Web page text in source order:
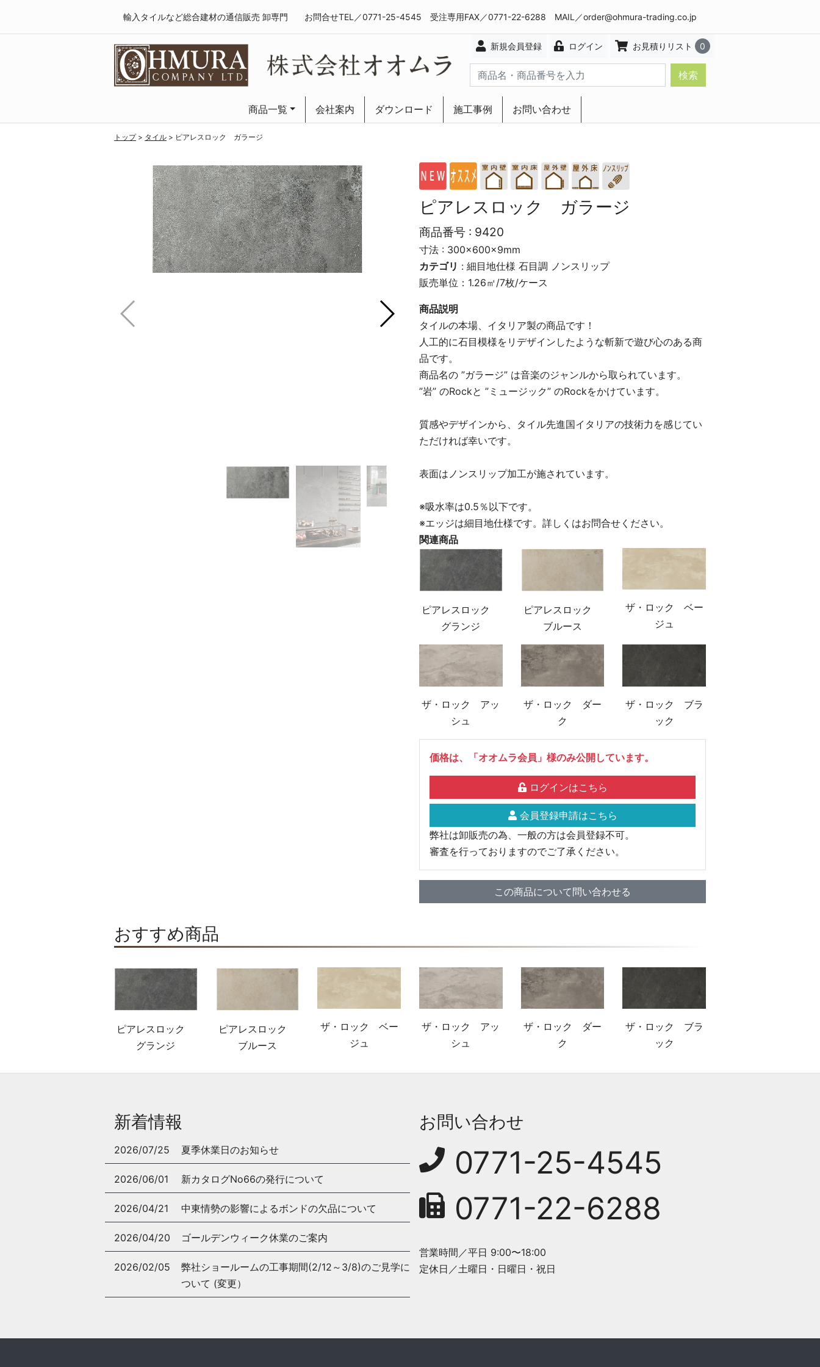
輸入タイルなど総合建材の通信販売 卸専門 お問合せTEL／0771-25-4545 受注専用FAX／0771-22-6288 MAIL／order@ohmura-trading.co.jp
新規会員登録 ログイン お見積りリスト 0
検索
商品一覧 会社案内 ダウンロード 施工事例 お問い合わせ
トップ> タイル > ピアレスロック ガラージ
ピアレスロック ガラージ
商品番号 : 9420
寸法 : 300×600×9mm
カテゴリ : 細目地仕様 石目調 ノンスリップ
販売単位：1.26㎡/7枚/ケース
商品説明
タイルの本場、イタリア製の商品です！
人工的に石目模様をリデザインしたような斬新で遊び心のある商
品です。
商品名の ”ガラージ” は音楽のジャンルから取られています。
”岩” のRockと ”ミュージック” のRockをかけています。
質感やデザインから、タイル先進国イタリアの技術力を感じてい
ただければ幸いです。
表面はノンスリップ加工が施されています。
※吸水率は0.5％以下です。
※エッジは細目地仕様です。詳しくはお問合せください。
関連商品
ピアレスロック
グランジ
ピアレスロック
ブルース
ザ・ロック ベー
ジュ
ザ・ロック アッ
シュ
ザ・ロック ダー
ク
ザ・ロック ブラ
ック
価格は、「オオムラ会員」様のみ公開しています。
ログインはこちら
会員登録申請はこちら
弊社は卸販売の為、一般の方は会員登録不可。
審査を行っておりますのでご了承ください。
この商品について問い合わせる
おすすめ商品
ピアレスロック
グランジ
ピアレスロック
ブルース
ザ・ロック ベー
ジュ
ザ・ロック アッ
シュ
ザ・ロック ダー
ク
ザ・ロック ブラ
ック
新着情報
2026/07/25 夏季休業日のお知らせ
2026/06/01 新カタログNo66の発行について
2026/04/21 中東情勢の影響によるボンドの欠品について
2026/04/20 ゴールデンウィーク休業のご案内
2026/02/05
弊社ショールームの工事期間(2/12～3/8)のご見学に
ついて (変更）
お問い合わせ
0771-25-4545
0771-22-6288
営業時間／平日 9:00〜18:00
定休日／土曜日・日曜日・祝日